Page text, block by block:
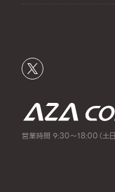
営業時間 9:30～18:00（土日